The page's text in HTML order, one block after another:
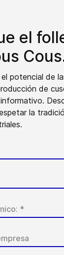
el
potencial de
de
la